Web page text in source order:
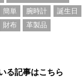
簡単 腕時計
誕生日
財布 革製品
る記事はこちら